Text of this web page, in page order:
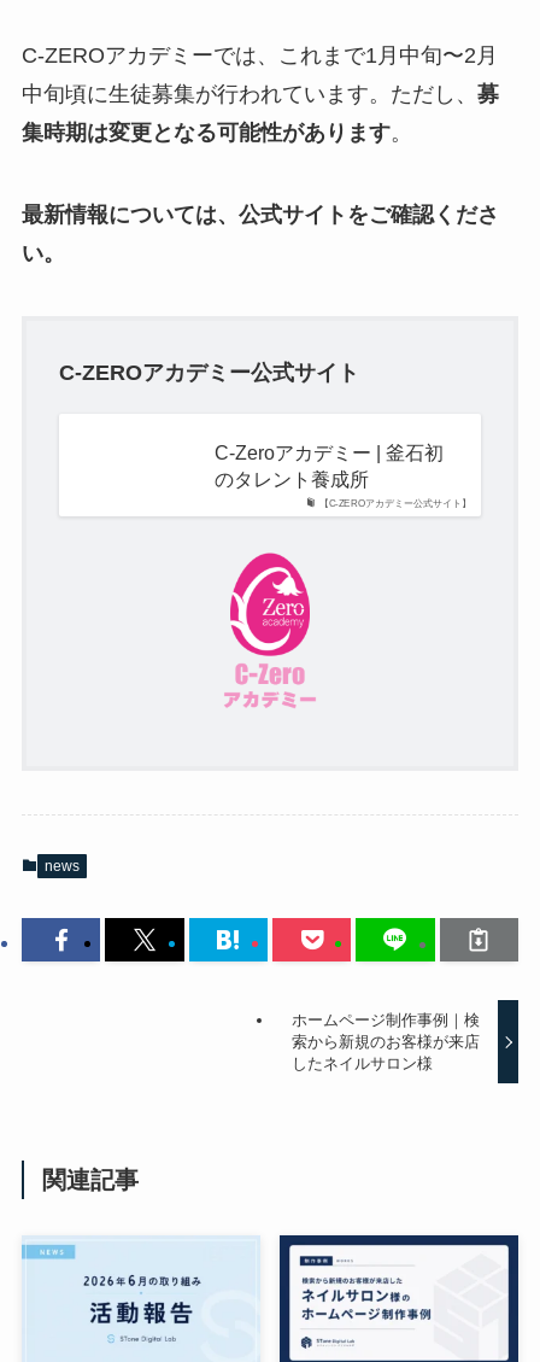
C-ZEROアカデミーでは、これまで1月中旬〜2月
中旬頃に生徒募集が行われています。ただし、 募
集時期は変更となる可能性があります。
最新情報については、公式サイトをご確認くださ
い。
C-ZEROアカデミー公式サイト
【C-ZEROアカデミー公式サイト】
C-Zeroアカデミー | 釜石初
のタレント養成所
news
ホームページ制作事例｜検
索から新規のお客様が来店
したネイルサロン様
関連記事